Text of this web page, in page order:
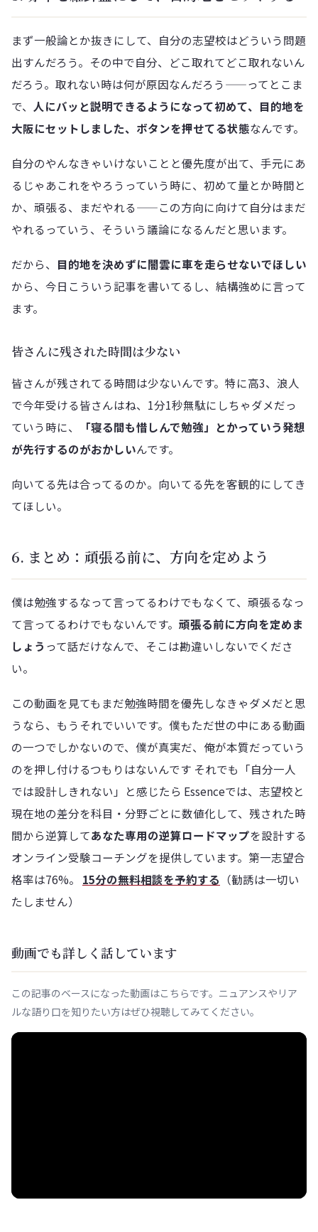
まず一般論とか抜きにして、自分の志望校はどういう問題
出すんだろう。その中で自分、どこ取れてどこ取れないん
だろう。取れない時は何が原因なんだろう——ってとこま
で、 人にバッと説明できるようになって初めて、目的地を
大阪にセットしました、ボタンを押せてる状態なんです。
自分のやんなきゃいけないことと優先度が出て、手元にあ
るじゃあこれをやろうっていう時に、初めて量とか時間と
か、頑張る、まだやれる——この方向に向けて自分はまだ
やれるっていう、そういう議論になるんだと思います。
だから、 目的地を決めずに闇雲に車を走らせないでほしい
から、今日こういう記事を書いてるし、結構強めに言って
ます。
皆さんに残された時間は少ない
皆さんが残されてる時間は少ないんです。特に高3、浪人
で今年受ける皆さんはね、1分1秒無駄にしちゃダメだっ
ていう時に、
「寝る間も惜しんで勉強」とかっていう発想
が先行するのがおかしいんです。
向いてる先は合ってるのか。向いてる先を客観的にしてき
てほしい。
6. まとめ：頑張る前に、方向を定めよう
僕は勉強するなって言ってるわけでもなくて、頑張るなっ
て言ってるわけでもないんです。 頑張る前に方向を定めま
しょう って話だけなんで、そこは勘違いしないでくださ
い。
この動画を見てもまだ勉強時間を優先しなきゃダメだと思
うなら、もうそれでいいです。僕もただ世の中にある動画
の一つでしかないので、僕が真実だ、俺が本質だっていう
のを押し付けるつもりはないんです それでも「自分一人
では設計しきれない」と感じたら Essenceでは、志望校と
現在地の差分を科目・分野ごとに数値化して、残された時
間から逆算してあなた専用の逆算ロードマップを設計する
オンライン受験コーチングを提供しています。第一志望合
格率は76%。 15分の無料相談を予約する （勧誘は一切い
たしません）
動画でも詳しく話しています
この記事のベースになった動画はこちらです。ニュアンスやリア
ルな語り口を知りたい方はぜひ視聴してみてください。